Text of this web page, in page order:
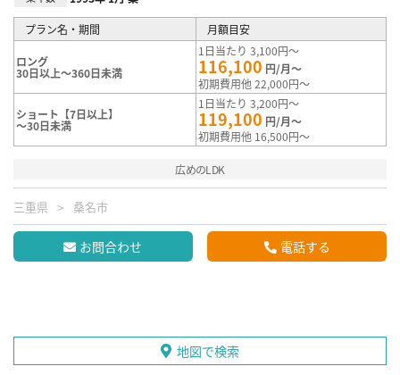
プラン名・期間 月額目安
ロング
30日以上～360日未満
1日当たり 3,100円～
116,100 円/月～
初期費用他 22,000円～
ショート【7日以上】
～30日未満
1日当たり 3,200円～
119,100 円/月～
初期費用他 16,500円～
広めのLDK
三重県 桑名市
お問合わせ 電話する
地図で検索